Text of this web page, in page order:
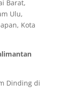
Barat,
Ulu,
Kota
Dinding di